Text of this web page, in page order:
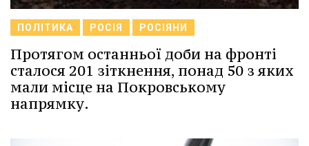
ПОЛІТИКА РОСІЯ РОСІЯНИ
Протягом останньої доби на фронті
сталося 201 зіткнення, понад 50 з яких
мали місце на Покровському
напрямку.